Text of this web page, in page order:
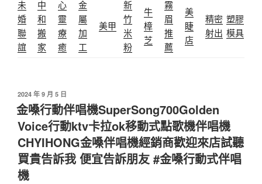
未
婚
聯
誼
中
和
搬
家
心
靈
療
癒
金
屬
加
工
美甲
新
竹
米
粉
牛
樟
芝
霧
眉
推
薦
美
睫
店
精密
射出
塑膠
模具
發
佈
於
2024 年 9 月 5 日
金嗓行動伴唱機SuperSong700Golden
Voice行動ktv卡拉ok移動式點歌機伴唱機
CHYIHONG金嗓伴唱機經銷商歡迎來店試聽
買貴告訴我 便宜告訴朋友 #金嗓行動式伴唱
機